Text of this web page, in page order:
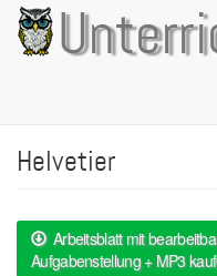
Direkt
zum
Inhalt
Helvetier
Arbeitsblatt mit
Aufgabenstellung + MP3